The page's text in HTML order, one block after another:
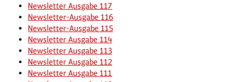
Newsletter Ausgabe 117
Newsletter-Ausgabe 116
Newsletter-Ausgabe 115
Newsletter Ausgabe 114
Newsletter Ausgabe 113
Newsletter Ausgabe 112
Newsletter Ausgabe 111